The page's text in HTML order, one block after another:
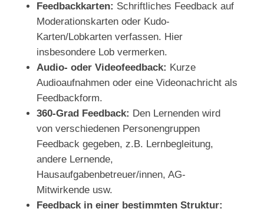
Feedbackkarten: Schriftliches Feedback auf
Moderationskarten oder Kudo-
Karten/Lobkarten verfassen. Hier
insbesondere Lob vermerken.
Audio- oder Videofeedback: Kurze
Audioaufnahmen oder eine Videonachricht als
Feedbackform.
360-Grad Feedback: Den Lernenden wird
von verschiedenen Personengruppen
Feedback gegeben, z.B. Lernbegleitung,
andere Lernende,
Hausaufgabenbetreuer/innen, AG-
Mitwirkende usw.
Feedback in einer bestimmten Struktur: